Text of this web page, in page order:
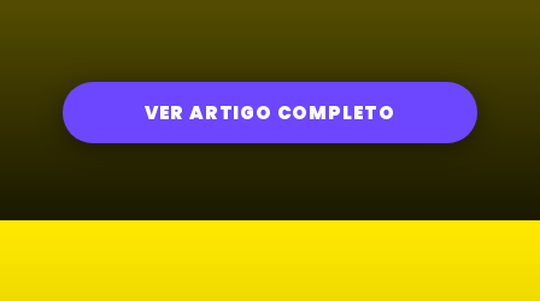
VER ARTIGO COMPLETO